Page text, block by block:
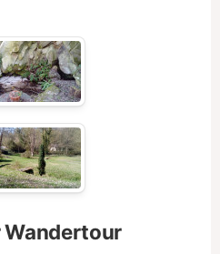
Wandertour